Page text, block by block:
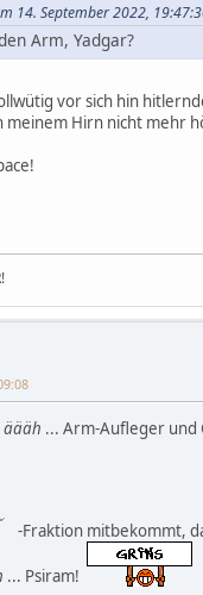
14. September 2022,
Arm, Yadgar?
vor sich hin
meinem Hirn nicht mehr
äääh ... Arm-Aufleger und
-Fraktion mitbekommt,
... Psiram!